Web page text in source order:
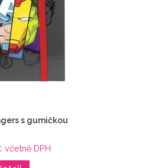
s gumičkou
včetně DPH